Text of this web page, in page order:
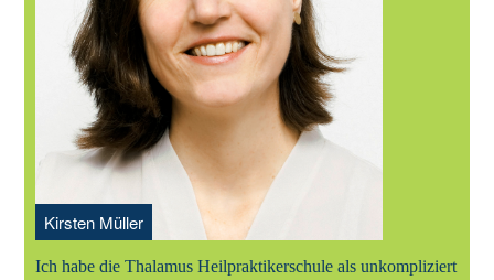
Kirsten Müller
Ich habe die Thalamus Heilpraktikerschule als unkompliziert